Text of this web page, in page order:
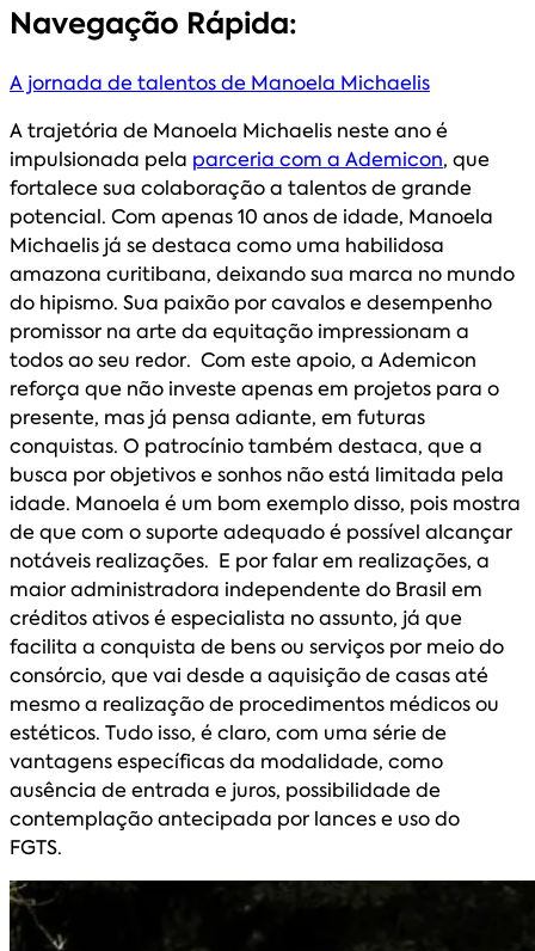
Navegação Rápida:
A jornada de talentos de Manoela Michaelis
A trajetória de Manoela Michaelis neste ano é
impulsionada pela parceria com a Ademicon, que
fortalece sua colaboração a talentos de grande
potencial. Com apenas 10 anos de idade, Manoela
Michaelis já se destaca como uma habilidosa
amazona curitibana, deixando sua marca no mundo
do hipismo. Sua paixão por cavalos e desempenho
promissor na arte da equitação impressionam a
todos ao seu redor. Com este apoio, a Ademicon
reforça que não investe apenas em projetos para o
presente, mas já pensa adiante, em futuras
conquistas. O patrocínio também destaca, que a
busca por objetivos e sonhos não está limitada pela
idade. Manoela é um bom exemplo disso, pois mostra
de que com o suporte adequado é possível alcançar
notáveis realizações. E por falar em realizações, a
maior administradora independente do Brasil em
créditos ativos é especialista no assunto, já que
facilita a conquista de bens ou serviços por meio do
consórcio, que vai desde a aquisição de casas até
mesmo a realização de procedimentos médicos ou
estéticos. Tudo isso, é claro, com uma série de
vantagens específicas da modalidade, como
ausência de entrada e juros, possibilidade de
contemplação antecipada por lances e uso do
FGTS.